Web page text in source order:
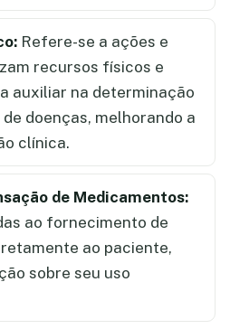
Refere-se a ações e
recursos físicos e
auxiliar na determinação
doenças, melhorando a
clínica.
de Medicamentos:
ao fornecimento de
ao paciente,
sobre seu uso